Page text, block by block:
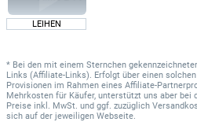
LEIHEN
* Bei den mit einem Sternchen
Links (Affiliate-Links). Erfolgt über einen
Provisionen im Rahmen eines Affiliate-
Mehrkosten für Käufer, unterstützt uns aber bei
Preise inkl. MwSt. und ggf. zuzüglich
sich auf der jeweiligen Webseite.